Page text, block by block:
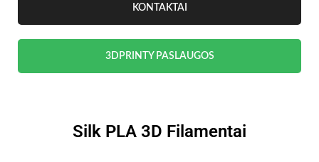
KONTAKTAI
3DPRINTY PASLAUGOS
Silk PLA 3D Filamentai